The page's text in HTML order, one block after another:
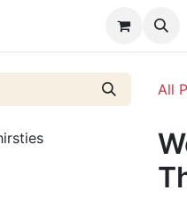
Kieswijzer
All